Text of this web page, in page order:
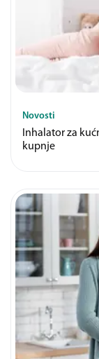
Novosti
Inhalator za
kupnje